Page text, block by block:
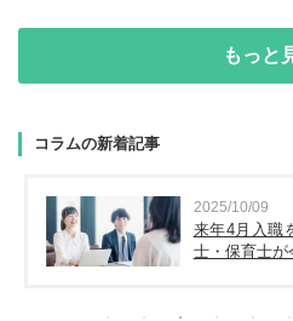
もっと
コラムの新着記事
2025/10/09
来年4月入職
士・保育士が